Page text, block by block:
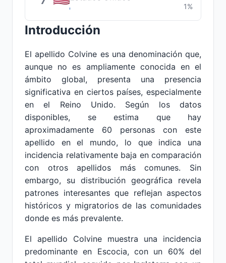
1%
Introducción
El apellido Colvine es una denominación que,
aunque no es ampliamente conocida en el
ámbito global, presenta una presencia
significativa en ciertos países, especialmente
en el Reino Unido. Según los datos
disponibles, se estima que hay
aproximadamente 60 personas con este
apellido en el mundo, lo que indica una
incidencia relativamente baja en comparación
con otros apellidos más comunes. Sin
embargo, su distribución geográfica revela
patrones interesantes que reflejan aspectos
históricos y migratorios de las comunidades
donde es más prevalente.
El apellido Colvine muestra una incidencia
predominante en Escocia, con un 60% del